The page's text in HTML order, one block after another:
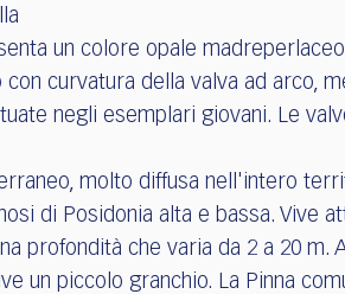
un colore opale
curvatura della valva ad arco,
negli esemplari giovani. Le
molto diffusa nell'intero
di Posidonia alta e bassa. Vive
profondità che varia da 2 a 20 m.
un piccolo granchio. La Pinna